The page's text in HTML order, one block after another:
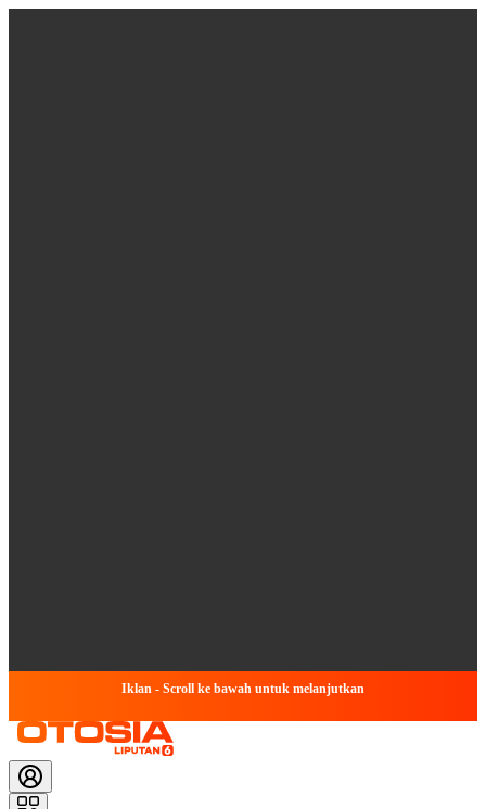
Iklan - Scroll ke bawah untuk melanjutkan